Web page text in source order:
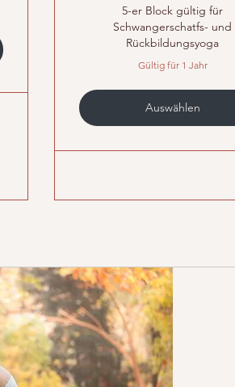
5-er Block gültig für
Schwangerschatfs- und
Rückbildungsyoga
Gültig für 1 Jahr
Auswählen